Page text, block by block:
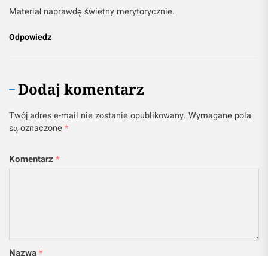
Materiał naprawdę świetny merytorycznie.
Odpowiedz
Dodaj komentarz
Twój adres e-mail nie zostanie opublikowany. Wymagane pola
są oznaczone *
Komentarz *
Nazwa*